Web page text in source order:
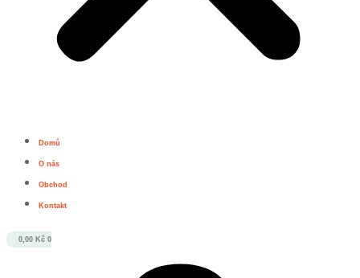
Domů
O nás
Obchod
Kontakt
0,00 Kč 0